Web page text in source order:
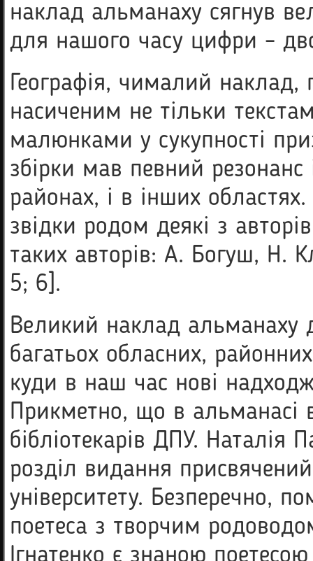
наклад альманаху сягнув
для нашого часу цифри –
Географія, чималий
насиченим не тільки
малюнками у сукупності
збірки мав певний резонанс
районах, і в інших
звідки родом деякі з
таких авторів: А. Богуш, Н.
5; 6].
Великий наклад альманаху
багатьох обласних,
куди в наш час нові
Прикметно, що в альманасі
бібліотекарів ДПУ. Наталія
розділ видання
університету. Безперечно,
поетеса з творчим
Ігнатенко є знаною